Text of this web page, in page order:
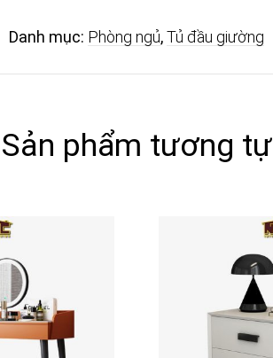
Danh mục: Phòng ngủ,Tủ đầu giường
Sản phẩm tương tự